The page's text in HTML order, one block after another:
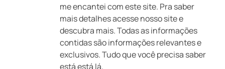
me encantei com este site. Pra saber
mais detalhes acesse nosso site e
descubra mais. Todas as informações
contidas são informações relevantes e
exclusivos. Tudo que você precisa saber
está está lá.